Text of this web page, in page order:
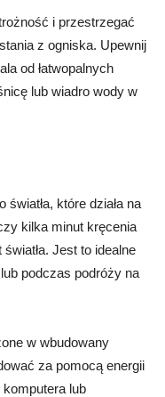
i przestrzegać
z ogniska. Upewnij
od łatwopalnych
lub wiadro wody w
światła, które działa na
kilka minut kręcenia
Jest to idealne
podczas podróży na
w wbudowany
za pomocą energii
komputera lub